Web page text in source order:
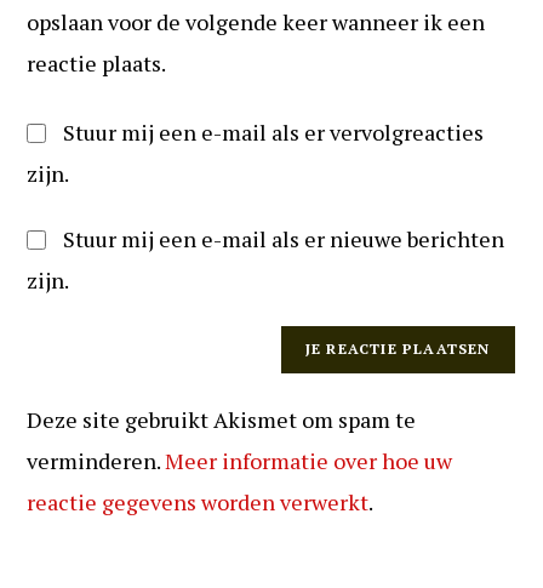
reageren
(optioneel)
opslaan voor de volgende keer wanneer ik een
reactie plaats.
Stuur mij een e-mail als er vervolgreacties
zijn.
Stuur mij een e-mail als er nieuwe berichten
zijn.
Deze site gebruikt Akismet om spam te
verminderen.Meer informatie over hoe uw
reactie gegevens worden verwerkt.